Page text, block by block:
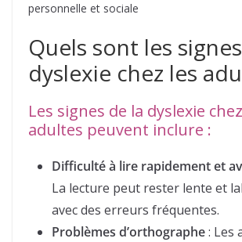
personnelle et sociale
Quels sont les
dyslexie chez les
Les signes de la dyslexie
adultes peuvent inclure :
Difficulté à lire rapidement et
La lecture peut rester lente et
avec des erreurs fréquentes.
Problèmes d’orthographe: Les